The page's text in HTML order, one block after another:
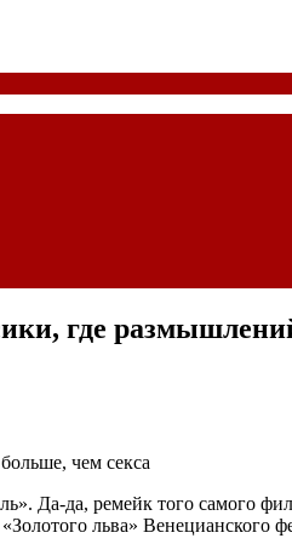
где
Да-да, ремейк того самого
льва» Венецианского